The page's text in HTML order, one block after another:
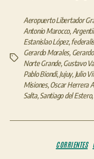
Etiquetas
Aeropuerto Libertador
Antonio Marocco,
Estanislao López,
Gerardo Morales,
Norte Grande,Gustavo
Pablo Biondi,Jujuy, Julio
Misiones,Oscar Herrera
Salta,Santiago del Estero,
CORRIENTES